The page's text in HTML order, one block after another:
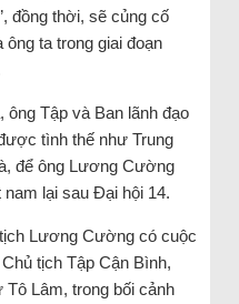
đồng thời, sẽ củng cố
ta trong giai đoạn
Tập và Ban lãnh đạo
tình thế như Trung
để ông Lương Cường
lại sau Đại hội 14.
Lương Cường có cuộc
tịch Tập Cận Bình,
Lâm, trong bối cảnh